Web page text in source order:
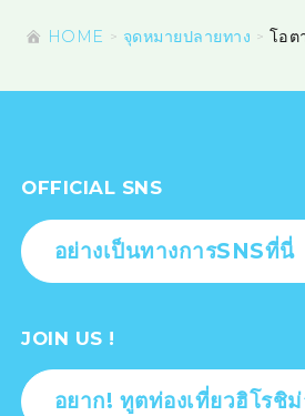
HOME จุดหมายปลายทาง โอต
OFFICIAL SNS
อย่างเป็นทางการSNSที่นี่
JOIN US !
อยาก! ทูตท่องเที่ยวฮิโรชิ